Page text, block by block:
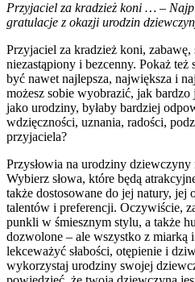
Przyjaciel za kradzież koni … –
gratulacje z okazji urodzin
Przyjaciel za kradzież koni,
niezastąpiony i bezcenny. Pokaż
być nawet najlepsza, największa i
możesz sobie wyobrazić, jak bardzo
jako urodziny, byłaby bardziej
wdzięczności, uznania, radości,
przyjaciela?
Przysłowia na urodziny
Wybierz słowa, które będą
także dostosowane do jej natury, jej
talentów i preferencji. Oczywiście,
punkli w śmiesznym stylu, a także
dozwolone – ale wszystko z miarką
lekceważyć słabości, otępienie i
wykorzystaj urodziny swojej